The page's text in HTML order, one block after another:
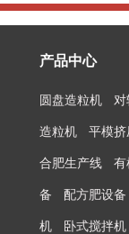
产品中心
圆盘造粒机
造粒机 平模
合肥生产线 有
备 配方肥设备
机 卧式搅拌机